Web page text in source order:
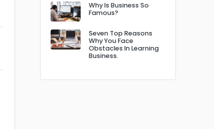
Why Is Business So
Famous?
Seven Top Reasons
Why You Face
Obstacles In Learning
Business.